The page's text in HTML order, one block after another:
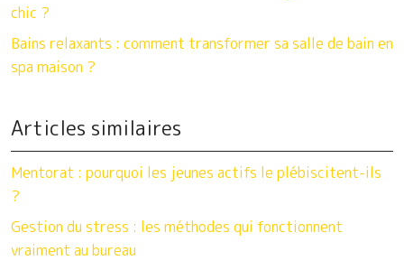
chic ?
Bains relaxants : comment transformer sa salle de bain en
spa maison ?
Articles similaires
Mentorat : pourquoi les jeunes actifs le plébiscitent-ils
?
Gestion du stress : les méthodes qui fonctionnent
vraiment au bureau